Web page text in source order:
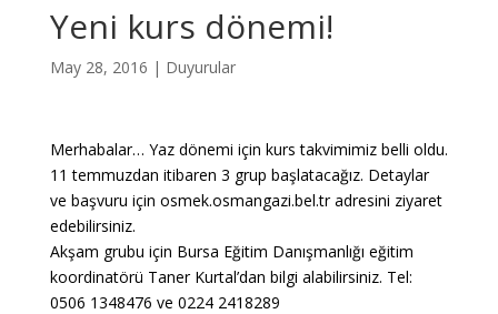
Yeni kurs dönemi!
May 28, 2016 | Duyurular
Merhabalar… Yaz dönemi için kurs takvimimiz belli oldu.
11 temmuzdan itibaren 3 grup başlatacağız. Detaylar
ve başvuru için osmek.osmangazi.bel.tr adresini ziyaret
edebilirsiniz.
Akşam grubu için Bursa Eğitim Danışmanlığı eğitim
koordinatörü Taner Kurtal’dan bilgi alabilirsiniz. Tel:
0506 1348476 ve 0224 2418289